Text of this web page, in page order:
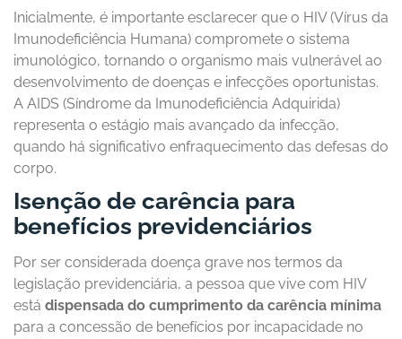
Inicialmente, é importante esclarecer que o HIV (Vírus da
Imunodeficiência Humana) compromete o sistema
imunológico, tornando o organismo mais vulnerável ao
desenvolvimento de doenças e infecções oportunistas.
A AIDS (Síndrome da Imunodeficiência Adquirida)
representa o estágio mais avançado da infecção,
quando há significativo enfraquecimento das defesas do
corpo.
Isenção de carência para
benefícios previdenciários
Por ser considerada doença grave nos termos da
legislação previdenciária, a pessoa que vive com HIV
está dispensada do cumprimento da carência mínima
para a concessão de benefícios por incapacidade no